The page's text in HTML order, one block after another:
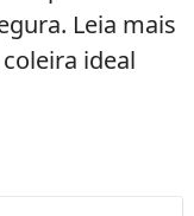
Leia mais
ideal